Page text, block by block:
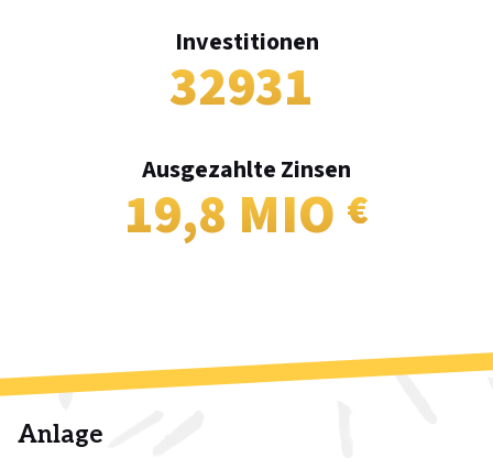
Investitionen
32931
Ausgezahlte Zinsen
19,8 MIO
Anlage